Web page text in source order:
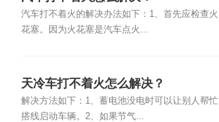
汽车打不着火的解决办法如下：1、首先应检查火
花塞。因为火花塞是汽车点火...
天冷车打不着火怎么解决？
解决方法如下：1、蓄电池没电时可以让别人帮忙
搭线启动车辆。2、如果节气...